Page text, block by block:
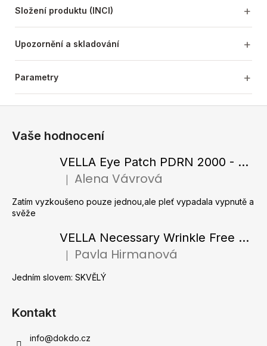
Složení produktu (INCI)
Upozornění a skladování
Parametry
Vaše hodnocení
VELLA Eye Patch PDRN 2000 - Tající hydrogelové náplasti pod oči s PDRN 72 g / 60 ks
Hodnocení produktu je 5 z 5 hvězdiček.
Alena Vávrová
Zatím vyzkoušeno pouze jednou,ale pleť vypadala vypnutě a
svěže
VELLA Necessary Wrinkle Free Ampoule - Protivrásková ampule s kolagenovými vlákny a zlatým práškem 50 ml
Hodnocení produktu je 5 z 5 hvězdiček.
Pavla Hirmanová
Jedním slovem: SKVĚLÝ
Kontakt
info@dokdo.cz